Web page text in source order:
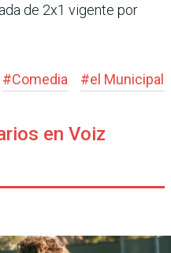
de 2x1 vigente por
#Comedia #el Municipal
en Voiz